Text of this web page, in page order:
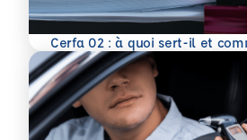
Cerfa 02 : à quoi sert-il et
En savoir plus